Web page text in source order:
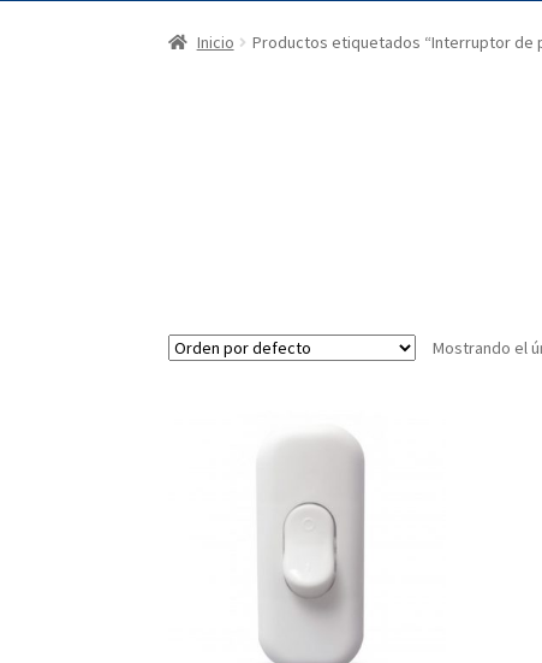
Inicio Productos etiquetados “Interruptor de
Mostrando el